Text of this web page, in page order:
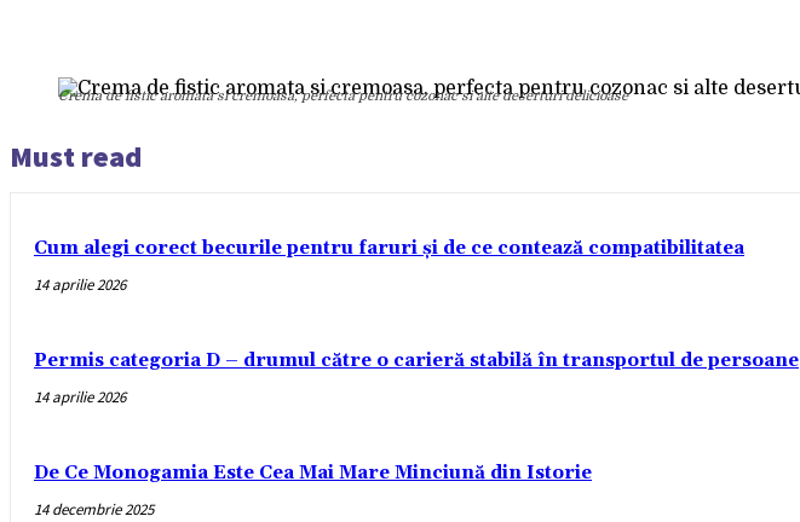
Crema de fistic aromata si cremoasa, perfecta pentru cozonac si alte deserturi delicioase
Must read
Cum alegi corect becurile pentru faruri și de ce contează compatibilitatea
14 aprilie 2026
Permis categoria D – drumul către o carieră stabilă în transportul de persoane
14 aprilie 2026
De Ce Monogamia Este Cea Mai Mare Minciună din Istorie
14 decembrie 2025